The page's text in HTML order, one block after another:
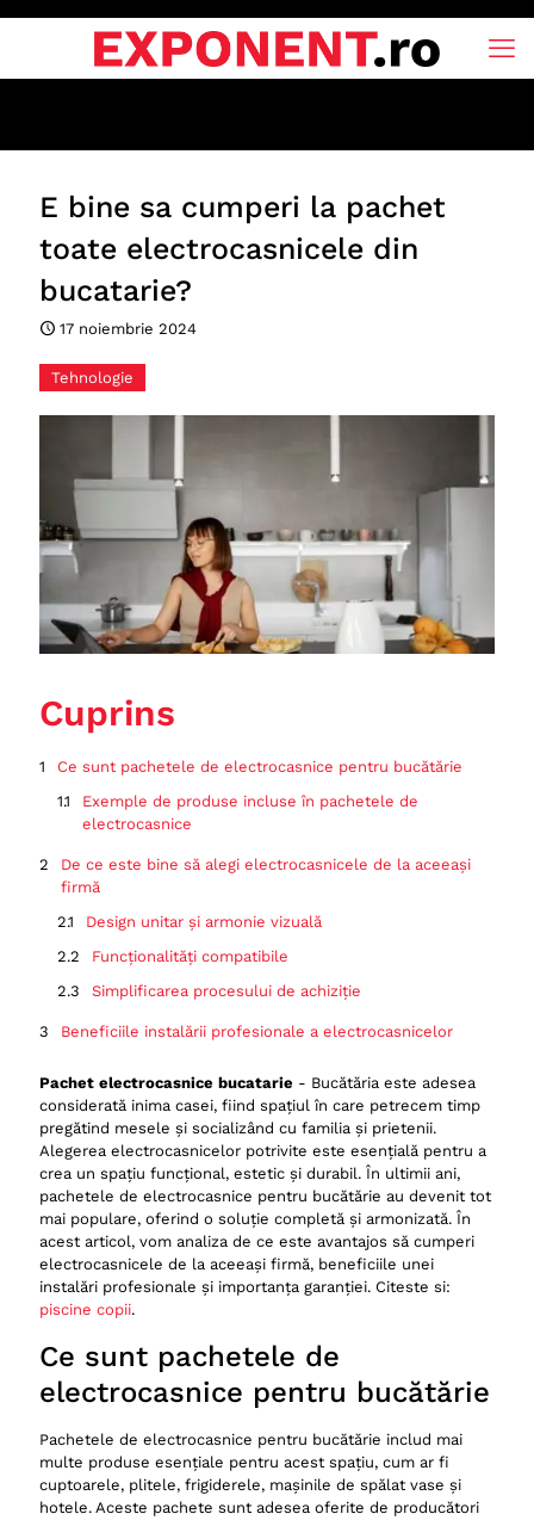
E bine sa cumperi la pachet
toate electrocasnicele din
bucatarie?
17 noiembrie 2024
Tehnologie
Cuprins
Ce sunt pachetele de electrocasnice pentru bucătărie
Exemple de produse incluse în pachetele de
electrocasnice
De ce este bine să alegi electrocasnicele de la aceeași
firmă
Design unitar și armonie vizuală
Funcționalități compatibile
Simplificarea procesului de achiziție
Beneficiile instalării profesionale a electrocasnicelor
Economie de timp și efort
Integrarea perfectă în bucătărie
Importanța garanției pentru electrocasnice
Avantajele garanției standard
Garanțiile extinse
Beneficii suplimentare pentru electrocasnicele
cumpărate în pachet
De ce este important să armonizezi electrocasnicele din
bucătărie
Crearea unui spațiu organizat
Personalizarea bucătăriei
Impactul asupra valorii locuinței
Exemple de pachete populare de electrocasnice pentru
Pachet electrocasnice bucatarie - Bucătăria este adesea
considerată inima casei, fiind spațiul în care petrecem timp
pregătind mesele și socializând cu familia și prietenii.
Alegerea electrocasnicelor potrivite este esențială pentru a
crea un spațiu funcțional, estetic și durabil. În ultimii ani,
pachetele de electrocasnice pentru bucătărie au devenit tot
mai populare, oferind o soluție completă și armonizată. În
acest articol, vom analiza de ce este avantajos să cumperi
electrocasnicele de la aceeași firmă, beneficiile unei
instalări profesionale și importanța garanției. Citeste si:
piscine copii.
Ce sunt pachetele de
electrocasnice pentru bucătărie
Pachetele de electrocasnice pentru bucătărie includ mai
multe produse esențiale pentru acest spațiu, cum ar fi
cuptoarele, plitele, frigiderele, mașinile de spălat vase și
hotele. Aceste pachete sunt adesea oferite de producători